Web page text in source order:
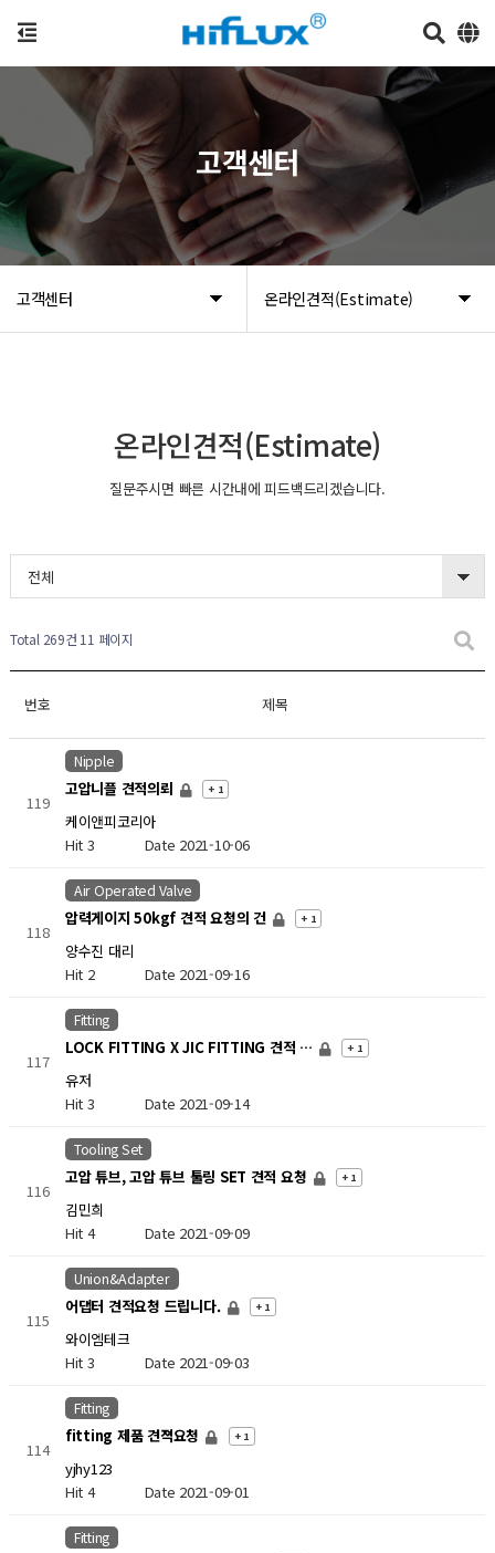
고객센터 온라인견적(Estimate)
고객센터
온라인견적(Estimate)
질문주시면 빠른 시간내에 피드백드리겠습니다.
전체
Total 269건 11 페이지
번호 제목
119
Nipple
고압니플 견적의뢰 + 1
케이앤피코리아
Hit 3 Date 2021-10-06
118
Air Operated Valve
압력게이지 50kgf 견적 요청의 건 + 1
양수진 대리
Hit 2 Date 2021-09-16
117
Fitting
LOCK FITTING X JIC FITTING 견적 … + 1
유저
Hit 3 Date 2021-09-14
116
Tooling Set
고압 튜브, 고압 튜브 툴링 SET 견적 요청 + 1
김민희
Hit 4 Date 2021-09-09
115
Union&Adapter
어댑터 견적요청 드립니다. + 1
와이엠테크
Hit 3 Date 2021-09-03
114
Fitting
fitting 제품 견젹요청 + 1
yjhy123
Hit 4 Date 2021-09-01
Fitting